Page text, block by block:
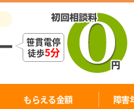
笹貫電停
徒歩5分
もらえる金額 障害